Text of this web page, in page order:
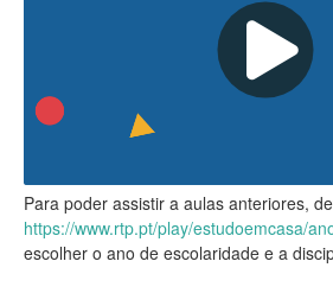
Para poder assistir a aulas anteriores,
https://www.rtp.pt/play/estudoemcasa/
escolher o ano de escolaridade e a